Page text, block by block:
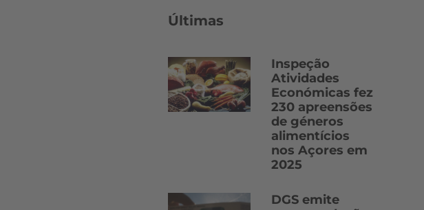
Últimas
Inspeção
Atividades
Económicas fez
230 apreensões
de géneros
alimentícios
nos Açores em
2025
DGS emite